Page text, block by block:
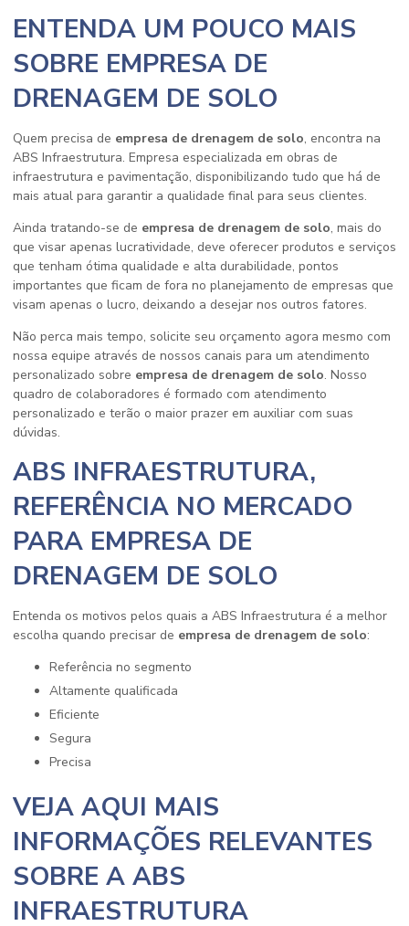
ENTENDA UM POUCO MAIS
SOBRE EMPRESA DE
DRENAGEM DE SOLO
Quem precisa de empresa de drenagem de solo, encontra na
ABS Infraestrutura. Empresa especializada em obras de
infraestrutura e pavimentação, disponibilizando tudo que há de
mais atual para garantir a qualidade final para seus clientes.
Ainda tratando-se de empresa de drenagem de solo, mais do
que visar apenas lucratividade, deve oferecer produtos e serviços
que tenham ótima qualidade e alta durabilidade, pontos
importantes que ficam de fora no planejamento de empresas que
visam apenas o lucro, deixando a desejar nos outros fatores.
Não perca mais tempo, solicite seu orçamento agora mesmo com
nossa equipe através de nossos canais para um atendimento
personalizado sobre empresa de drenagem de solo. Nosso
quadro de colaboradores é formado com atendimento
personalizado e terão o maior prazer em auxiliar com suas
dúvidas.
ABS INFRAESTRUTURA,
REFERÊNCIA NO MERCADO
PARA EMPRESA DE
DRENAGEM DE SOLO
Entenda os motivos pelos quais a ABS Infraestrutura é a melhor
escolha quando precisar de empresa de drenagem de solo:
referência no segmento
altamente qualificada
eficiente
segura
precisa
VEJA AQUI MAIS
INFORMAÇÕES RELEVANTES
SOBRE A ABS
INFRAESTRUTURA